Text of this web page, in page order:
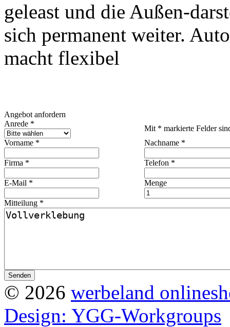
geleast und die Außen-
sich permanent weiter.
macht flexibel
Angebot anfordern
Anrede *
Mit * markierte Felder
Vorname *
Nachname *
Firma * Telefon *
E-Mail * Menge
Mitteilung *
© 2026 werbeland
Design: YGG-Workgroups